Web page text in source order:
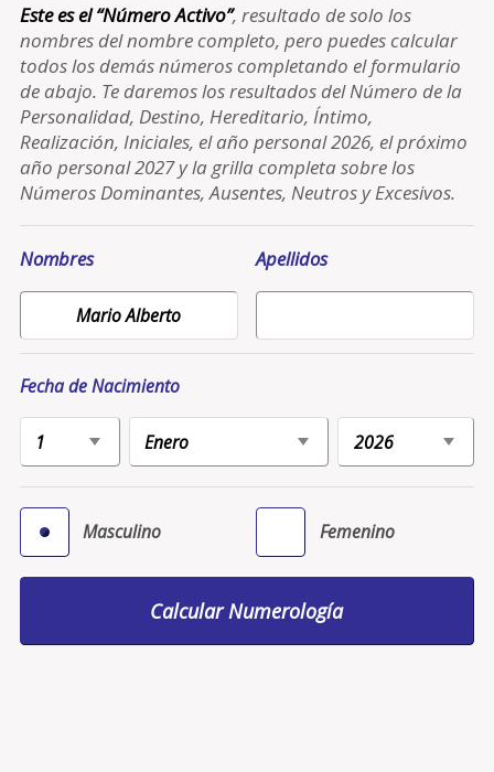
Este es el “Número Activo”, resultado de solo los
nombres del nombre completo, pero puedes calcular
todos los demás números completando el formulario
de abajo. Te daremos los resultados del Número de la
Personalidad, Destino, Hereditario, Íntimo,
Realización, Iniciales, el año personal 2026, el próximo
año personal 2027 y la grilla completa sobre los
Números Dominantes, Ausentes, Neutros y Excesivos.
Nombres Apellidos
Fecha de Nacimiento
Masculino Femenino